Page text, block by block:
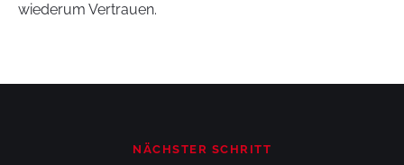
wiederum Vertrauen.
NÄCHSTER SCHRITT